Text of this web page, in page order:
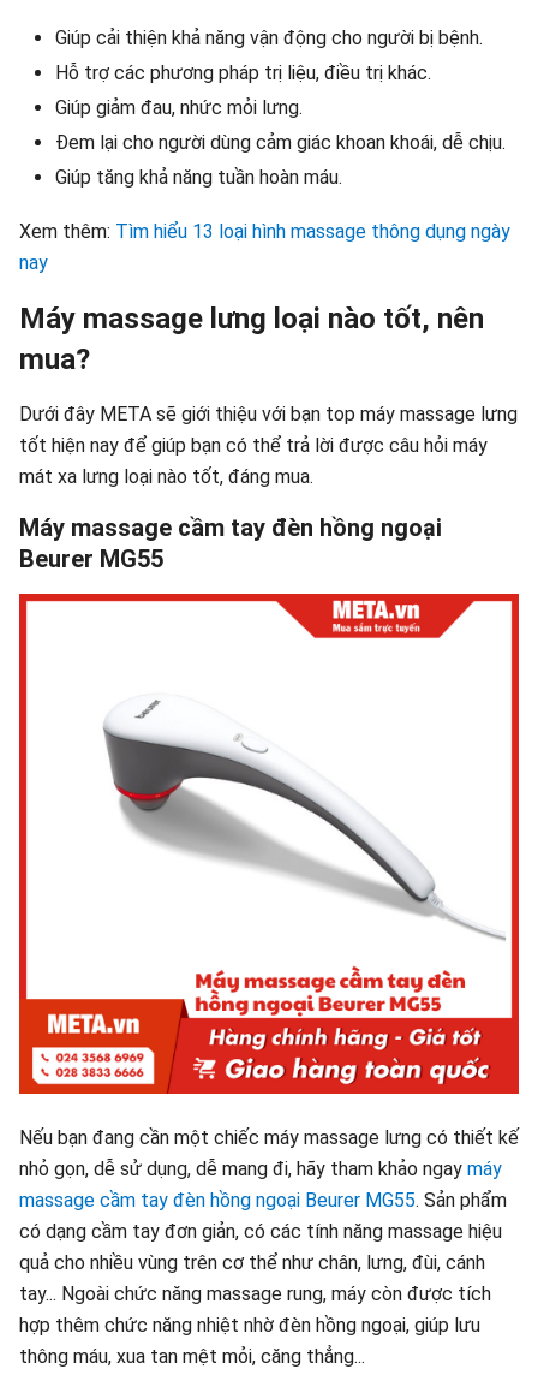
Giúp cải thiện khả năng vận động cho người bị bệnh.
Hỗ trợ các phương pháp trị liệu, điều trị khác.
Giúp giảm đau, nhức mỏi lưng.
Đem lại cho người dùng cảm giác khoan khoái, dễ chịu.
Giúp tăng khả năng tuần hoàn máu.
Xem thêm: Tìm hiểu 13 loại hình massage thông dụng ngày
nay
Máy massage lưng loại nào tốt, nên
mua?
Dưới đây META sẽ giới thiệu với bạn top máy massage lưng
tốt hiện nay để giúp bạn có thể trả lời được câu hỏi máy
mát xa lưng loại nào tốt, đáng mua.
Máy massage cầm tay đèn hồng ngoại
Beurer MG55
Nếu bạn đang cần một chiếc máy massage lưng có thiết kế
nhỏ gọn, dễ sử dụng, dễ mang đi, hãy tham khảo ngay máy
massage cầm tay đèn hồng ngoại Beurer MG55. Sản phẩm
có dạng cầm tay đơn giản, có các tính năng massage hiệu
quả cho nhiều vùng trên cơ thể như chân, lưng, đùi, cánh
tay... Ngoài chức năng massage rung, máy còn được tích
hợp thêm chức năng nhiệt nhờ đèn hồng ngoại, giúp lưu
thông máu, xua tan mệt mỏi, căng thẳng...